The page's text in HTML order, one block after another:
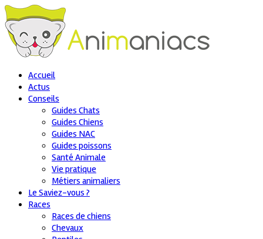
Accueil
Actus
Conseils
Guides Chats
Guides Chiens
Guides NAC
Guides poissons
Santé Animale
Vie pratique
Métiers animaliers
Le Saviez-vous ?
Races
Races de chiens
Chevaux